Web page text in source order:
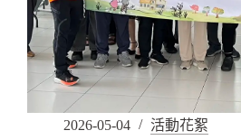
維
到
市
場
實
戰，
共
2026-05-04 活動花絮